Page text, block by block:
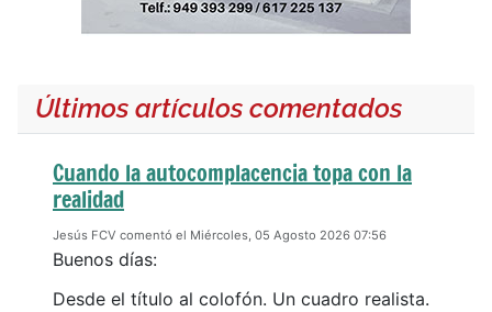
Últimos artículos comentados
Cuando la autocomplacencia topa con la
realidad
Jesús FCV comentó el Miércoles, 05 Agosto 2026 07:56
Buenos días:
Desde el título al colofón. Un cuadro realista.